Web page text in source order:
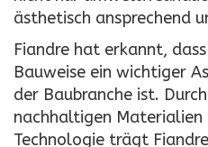
ästhetisch ansprechend
Fiandre hat erkannt,
Bauweise ein wichtiger
der Baubranche ist.
nachhaltigen
Technologie trägt